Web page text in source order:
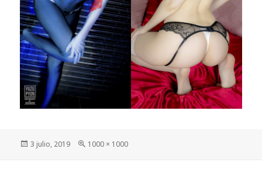
Publicado
3 julio, 2019
Tamaño
1000 × 1000